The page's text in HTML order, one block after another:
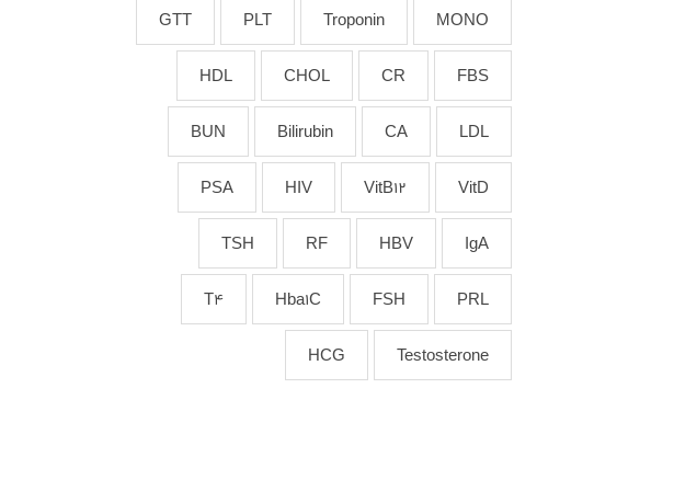
MONO
Troponin
PLT
GTT
FBS
CR
CHOL
HDL
LDL
CA
Bilirubin
BUN
VitD
VitB12
HIV
PSA
IgA
HBV
RF
TSH
PRL
FSH
Hba1C
T4
Testosterone
HCG